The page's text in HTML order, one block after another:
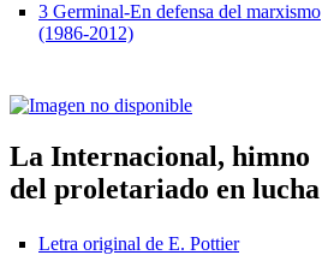
3 Germinal-En defensa del marxismo
(1986-2012)
La Internacional, himno
del proletariado en lucha
Letra original de E. Pottier